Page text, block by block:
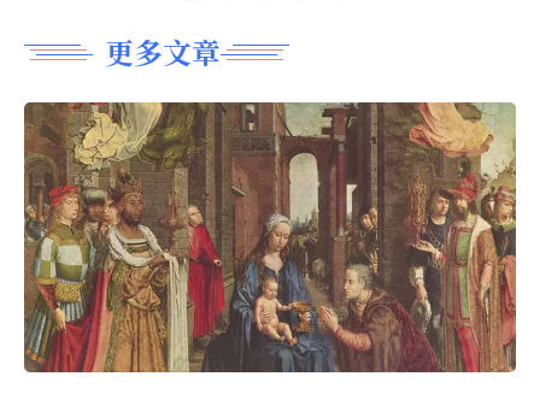
更多文章